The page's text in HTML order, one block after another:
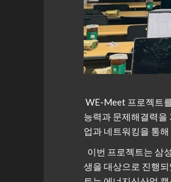
WE-Meet 프로젝트
능력과 문제해결력을
업과 네트워킹을 통
이번 프로젝트는 삼
생을 대상으로 진행